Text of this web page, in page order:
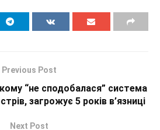
Previous Post
“не сподобалася” система
загрожує 5 років в’язниці
Next Post